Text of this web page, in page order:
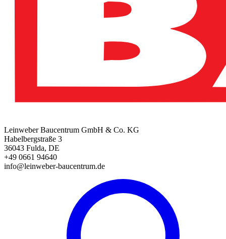
Leinweber Baucentrum GmbH & Co. KG
Habelbergstraße 3
36043 Fulda, DE
+49 0661 94640
info@leinweber-baucentrum.de